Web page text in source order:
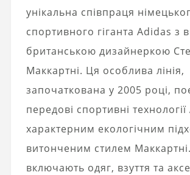
унікальна співпраця
спортивного гіганта Adidas з
британською дизайнеркою
Маккартні. Ця особлива лінія,
започаткована у 2005 році,
передові спортивні технології
характерним екологічним
витонченим стилем Маккартні.
включають одяг, взуття та